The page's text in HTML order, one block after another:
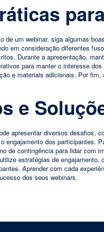
de um webinar, siga algumas
em consideração diferentes
Durante a apresentação,
para manter o interesse
e materiais adicionais. Por
e
apresentar diversos desafios,
engajamento dos participantes.
de contingência para lidar com
estratégias de
Aprender com cada
dos seus webinars.